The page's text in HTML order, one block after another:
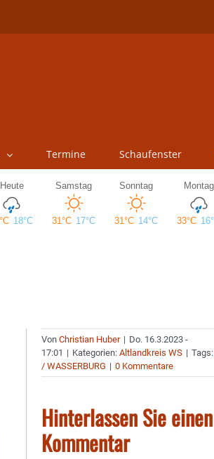
Termine Schaufenster
VonChristian Huber | Do. 16.3.2023 -
17:01 | Kategorien:Altlandkreis WS | Tags:
/ WASSERBURG | 0 Kommentare
Hinterlassen Sie einen
Kommentar